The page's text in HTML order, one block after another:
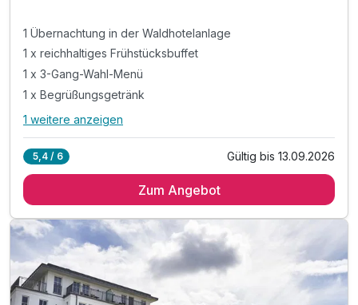
1 Übernachtung in der Waldhotelanlage
1 x reichhaltiges Frühstücksbuffet
1 x 3-Gang-Wahl-Menü
1 x Begrüßungsgetränk
Alle Inklusivleistungen
1 x reichhaltiges Frühstücksbuffet
1 x Begrüßungsgetränk
inkl. WLAN Nutzung
1 weitere anzeigen
5,4 / 6 Gültig bis 13.09.2026
Zum Angebot